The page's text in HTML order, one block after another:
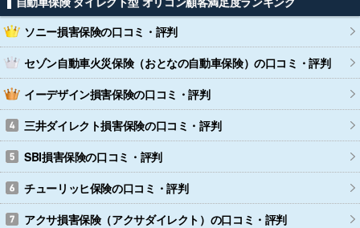
ソニー損害保険の口コミ・評判
セゾン自動車火災保険（おとなの自動車保険）の口コミ・評判
イーデザイン損害保険の口コミ・評判
三井ダイレクト損害保険の口コミ・評判
SBI損害保険の口コミ・評判
チューリッヒ保険の口コミ・評判
アクサ損害保険（アクサダイレクト） の口コミ・評判